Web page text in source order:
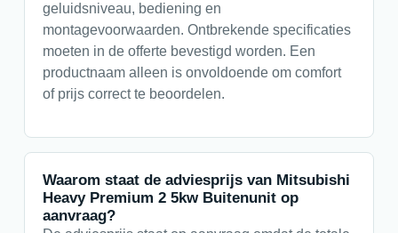
geluidsniveau, bediening en
montagevoorwaarden. Ontbrekende specificaties
moeten in de offerte bevestigd worden. Een
productnaam alleen is onvoldoende om comfort
of prijs correct te beoordelen.
Waarom staat de adviesprijs van Mitsubishi
Heavy Premium 2 5kw Buitenunit op
aanvraag?